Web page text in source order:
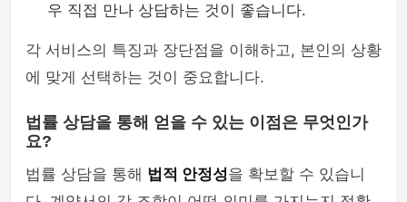
우 직접 만나 상담하는 것이 좋습니다.
각 서비스의 특징과 장단점을 이해하고, 본인의 상황
에 맞게 선택하는 것이 중요합니다.
법률 상담을 통해 얻을 수 있는 이점은 무엇인가
요?
법률 상담을 통해 법적 안정성을 확보할 수 있습니